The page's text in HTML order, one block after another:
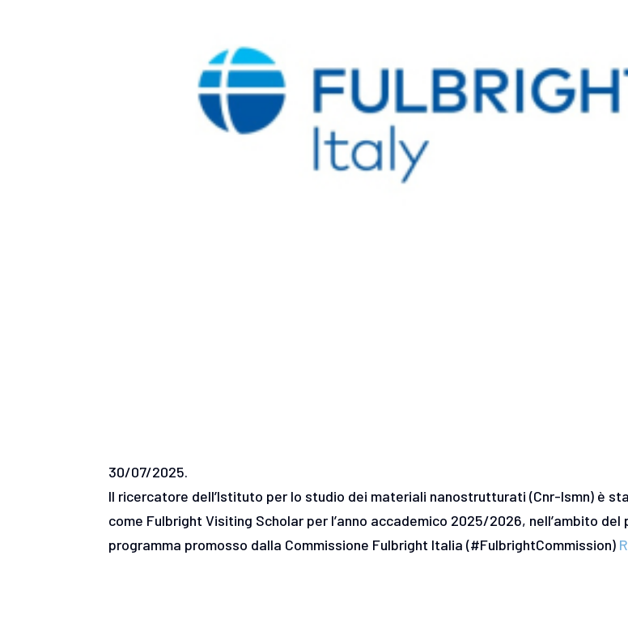
30/07/2025.
Il ricercatore dell’Istituto per lo studio dei materiali nanostrutturati (Cnr-Ismn) è
come Fulbright Visiting Scholar per l’anno accademico 2025/2026, nell’ambito
programma promosso dalla Commissione Fulbright Italia (#FulbrightCommission)